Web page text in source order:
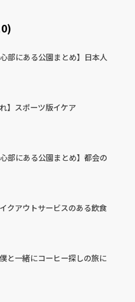
部にある公園まとめ】日本人
】スポーツ版イケア
部にある公園まとめ】都会の
クアウトサービスのある飲食
と一緒にコーヒー探しの旅に